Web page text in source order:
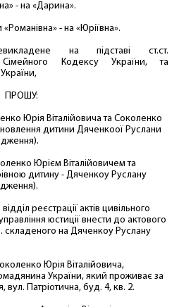
- на «Дарина».
- на «Юріївна».
на підставі ст.ст.
Сімейного Кодексу України, та
ПРОШУ:
Юрія Віталійовича та Соколенко
дитини Дяченкоої Руслани
Юрієм Віталійовичем та
дитину - Дяченкоу Руслану
реєстрації актів цивільного
юстиції внести до актового
складеного на Дяченкоу Руслану
Юрія Віталійовича,
України, який проживає за
Патріотична, буд. 4, кв. 2.